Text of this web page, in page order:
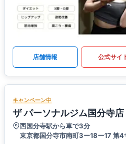
店舗情報 公式サイ
キャンペーン中
ザ パーソナルジム国分寺店
西国分寺駅から車で3分
東京都国分寺市南町3ー18ー17 第